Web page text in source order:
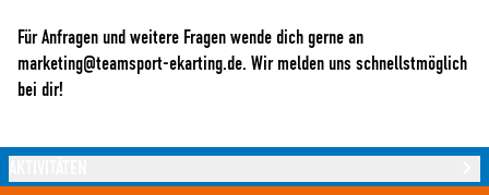
Für Anfragen und weitere Fragen wende dich gerne an
marketing@teamsport-ekarting.de. Wir melden uns schnellstmöglich
bei dir!